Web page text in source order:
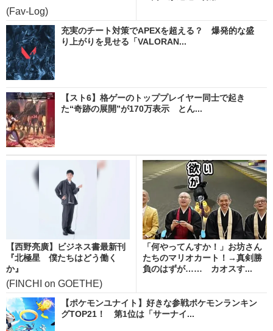
(Fav-Log)
充実のチート対策でAPEXを超える？ 爆発的な盛
り上がりを見せる「VALORAN...
【スト6】格ゲーのトッププレイヤー同士で起き
た“奇跡の展開”が170万表示 とん...
【西野亮廣】ビジネス書最新刊
『北極星 僕たちはどう働く
か』
(FINCHI on GOETHE)
「何やってんすか！」お坊さん
たちのマリオカート！→真剣勝
負のはずが…… カオスす...
【ポケモンユナイト】好きな参戦ポケモンランキン
グTOP21！ 第1位は「サーナイ...